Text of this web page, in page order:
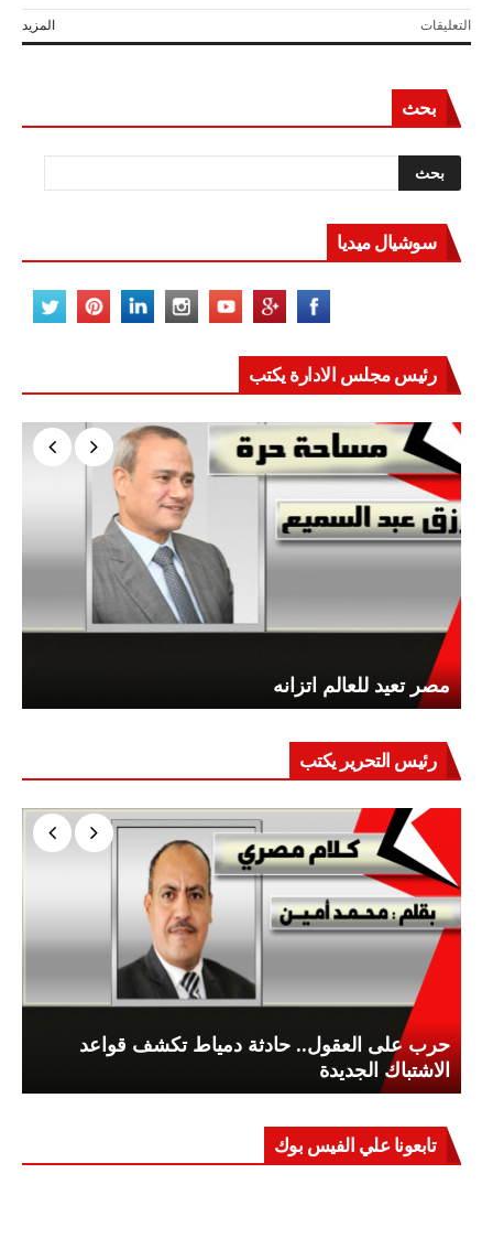
المزيد التعليقاتعلى
مصر
الجهود
العربية
للحفاظ
حقوق
الفلسطينيين
بحث
سوشيال ميديا
رئيس مجلس الادارة يكتب
مصر تعيد للعالم اتزانه
رئيس التحرير يكتب
حرب على العقول.. حادثة دمياط تكشف قواعد
الاشتباك الجديدة
تابعونا علي الفيس بوك